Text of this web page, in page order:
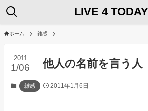
LIVE 4 TODAY
ホーム 雑感
他人の名前を言う人
2011
1/06
雑感 2011年1月6日